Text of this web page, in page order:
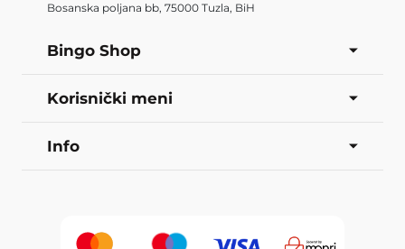
Bosanska poljana bb, 75000 Tuzla, BiH
Bingo Shop
Korisnički meni
Info